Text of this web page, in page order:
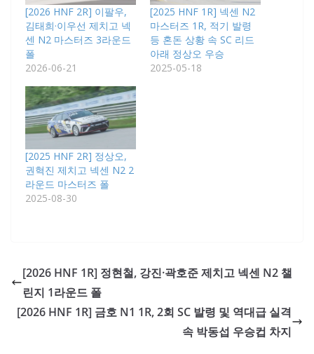
[2026 HNF 2R] 이팔우,
김태희·이우선 제치고 넥
센 N2 마스터즈 3라운드
폴
2026-06-21
[2025 HNF 1R] 넥센 N2
마스터즈 1R, 적기 발령
등 혼돈 상황 속 SC 리드
아래 정상오 우승
2025-05-18
[2025 HNF 2R] 정상오,
권혁진 제치고 넥센 N2 2
라운드 마스터즈 폴
2025-08-30
[2026 HNF 1R] 정현철, 강진·곽호준 제치고 넥센 N2 챌
린지 1라운드 폴
[2026 HNF 1R] 금호 N1 1R, 2회 SC 발령 및 역대급 실격
속 박동섭 우승컵 차지